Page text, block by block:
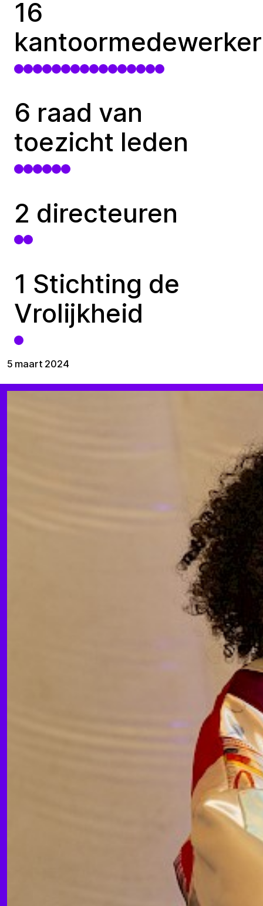
16
6 raad van
toezicht leden
2 directeuren
1 Stichting de
Vrolijkheid
5 maart 2024